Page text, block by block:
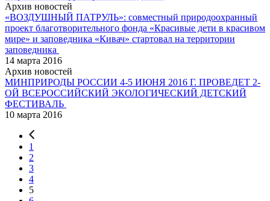
Архив новостей
«ВОЗДУШНЫЙ ПАТРУЛЬ»: совместный природоохранный
проект благотворительного фонда «Красивые дети в красивом
мире» и заповедника «Кивач» стартовал на территории
заповедника
14 марта 2016
Архив новостей
МИНПРИРОДЫ РОССИИ 4-5 ИЮНЯ 2016 Г. ПРОВЕДЕТ 2-
ОЙ ВСЕРОССИЙСКИЙ ЭКОЛОГИЧЕСКИЙ ДЕТСКИЙ
ФЕСТИВАЛЬ
10 марта 2016
1
2
3
4
5